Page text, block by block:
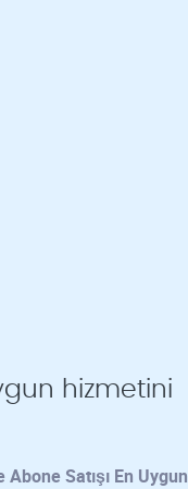
hizmetini
Satışı En Uygun